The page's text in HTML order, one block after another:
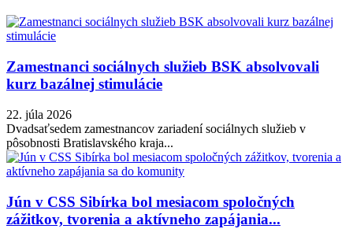
Zamestnanci sociálnych služieb BSK absolvovali
kurz bazálnej stimulácie
22. júla 2026
Dvadsaťsedem zamestnancov zariadení sociálnych služieb v
pôsobnosti Bratislavského kraja...
Jún v CSS Sibírka bol mesiacom spoločných
zážitkov, tvorenia a aktívneho zapájania...